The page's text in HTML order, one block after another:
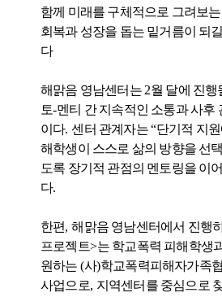
함께 미래를 구체적으로 그려보
회복과 성장을 돕는 밑거름이 되
다
해맑음 영남센터는 2월 달에 진행
토-멘티 간 지속적인 소통과 사후
이다.센터 관계자는“단기적 지
해학생이 스스로 삶의 방향을 선
도록 장기적 관점의 멘토링을 이
다.
한편,해맑음 영남센터에서 진행
프로젝트>는 학교폭력 피해학생
원하는 (사)학교폭력피해자가족
사업으로, 지역센터를 중심으로